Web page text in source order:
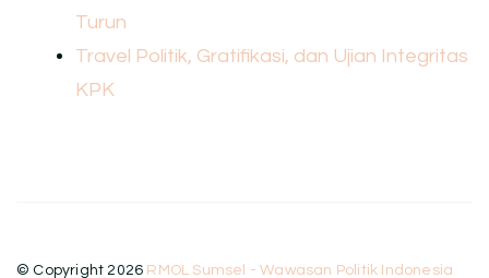
Turun
Travel Politik, Gratifikasi, dan Ujian Integritas
KPK
© Copyright 2026 RMOL Sumsel - Wawasan Politik Indonesia